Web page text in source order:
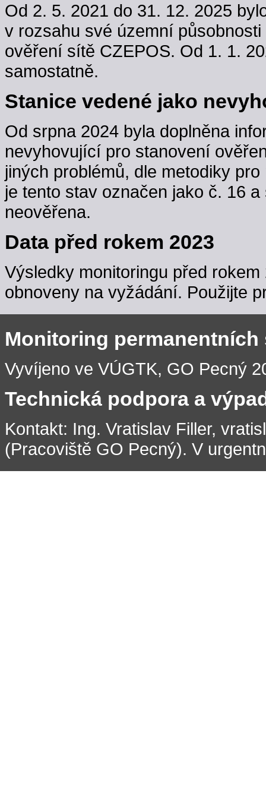
Od 2. 5. 2021 do 31. 12. 2025
v rozsahu své územní
ověření sítě CZEPOS. Od 1. 1.
samostatně.
Stanice vedené jako
Od srpna 2024 byla doplněna
nevyhovující pro stanovení
jiných problémů, dle metodiky
je tento stav označen jako č. 16
neověřena.
Data před rokem 2023
Výsledky monitoringu před
obnoveny na vyžádání. Použijte
Monitoring permanentních
Vyvíjeno ve VÚGTK, GO Pecný
Technická podpora a
Kontakt: Ing. Vratislav Filler,
(Pracoviště GO Pecný). V